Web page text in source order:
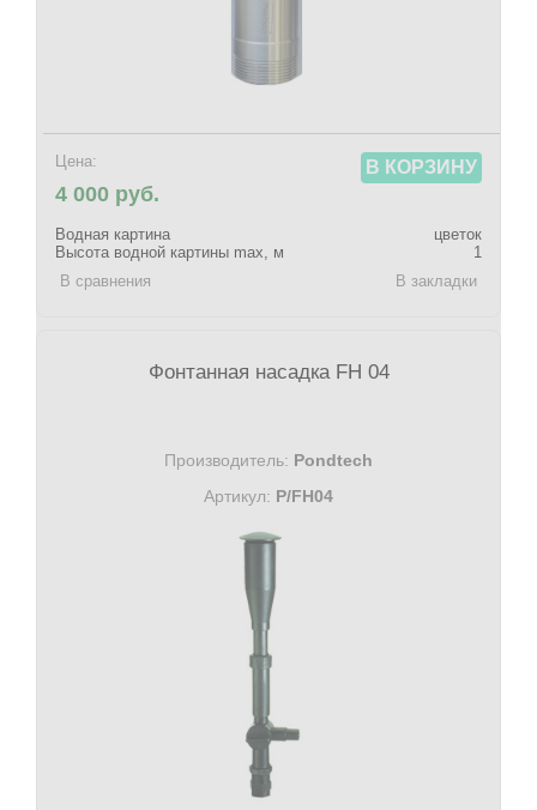
Цена:
4 000 руб.
В КОРЗИНУ
Водная картина
цветок
Высота водной картины max, м
1
В сравнения
В закладки
Фонтанная насадка FH 04
Производитель: Pondtech
Артикул: P/FH04